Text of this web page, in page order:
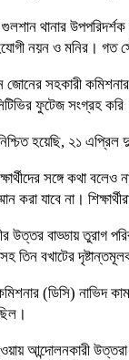
গুলশান থানার
নয়ন ও মনির। গত
জোনের সহকারী
ফুটেজ সংগ্রহ
হয়েছি, ২১ এপ্রিল
সঙ্গে কথা
করা যাবে না।
উত্তর বাড্ডায় তুরাগ
তিন বখাটের
(ডিসি) নাভিদ
আন্দোলনকারী উত্তরা